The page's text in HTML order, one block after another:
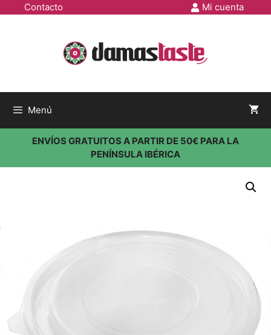
Contacto Mi cuenta
Menú
ENVÍOS GRATUITOS A PARTIR DE 50€ PARA LA
PENÍNSULA IBÉRICA